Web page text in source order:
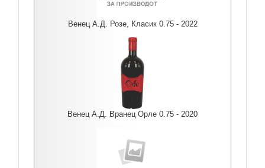
Венец А.Д. Розе, Класик 0.75 - 2022
Венец А.Д. Вранец Орле 0.75 - 2020